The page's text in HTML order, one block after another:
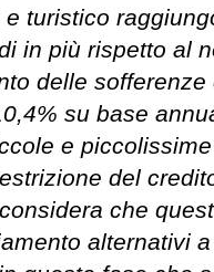
turistico
in più rispetto al
delle
su base
e
del
che
alternativi